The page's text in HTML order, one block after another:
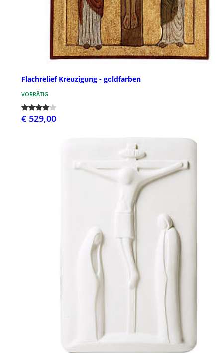
Flachrelief Kreuzigung - goldfarben
VORRÄTIG
€ 529,00